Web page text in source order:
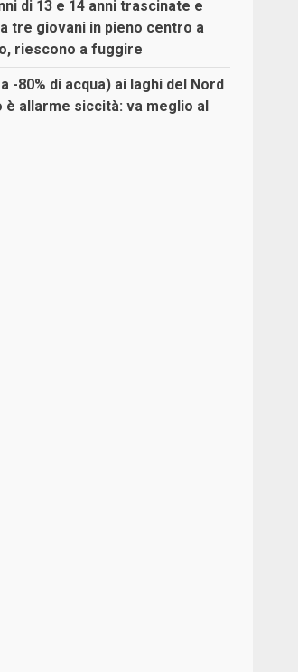
di 13 e 14 anni trascinate e
tre giovani in pieno centro a
riescono a fuggire
-80% di acqua) ai laghi del Nord
è allarme siccità: va meglio al